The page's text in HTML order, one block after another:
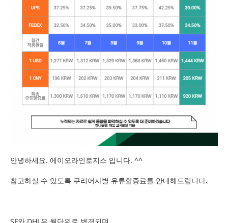
안녕하세요. 에이오라인로지스 입니다. ^^
참고하실 수 있도록 쿠리어사별 유류할증료를 안내해드립니다.
SF와 DHL은 월단위로 변경되며